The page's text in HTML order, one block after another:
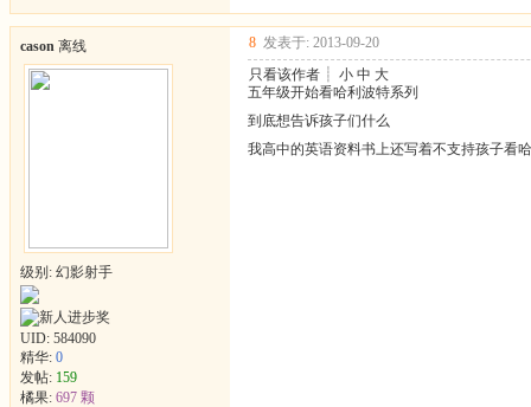
cason 离线
级别: 幻影射手
UID: 584090
精华: 0
发帖: 159
橘果: 697 颗
8 发表于: 2013-09-20
只看该作者 ┊ 小 中 大
五年级开始看哈利波特系列
到底想告诉孩子们什么
我高中的英语资料书上还写着不支持孩子看